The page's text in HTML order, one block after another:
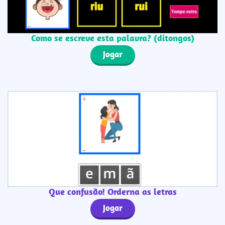
Como se escreve esta palavra? (ditongos)
Jogar
Que confusão! Orderna as letras
Jogar